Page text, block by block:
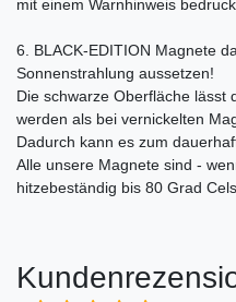
mit einem Warnhinweis
6. BLACK-EDITION Magnete
Sonnenstrahlung aussetzen!
Die schwarze Oberfläche lässt
werden als bei vernickelten
Dadurch kann es zum
Alle unsere Magnete sind -
hitzebeständig bis 80 Grad